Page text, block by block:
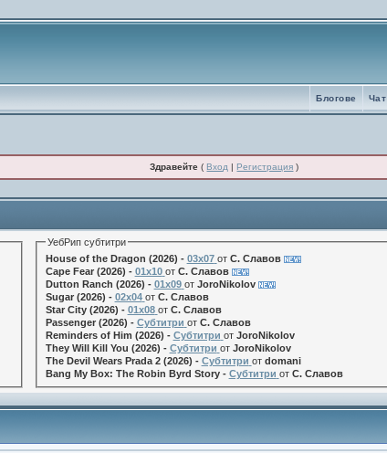
Чат
Блогове
Здравейте (Вход |Регистрация )
УебРип субтитри
House of the Dragon (2026) - 03x07 от С. Славов
Cape Fear (2026) - 01x10 от С. Славов
Dutton Ranch (2026) - 01x09 от JoroNikolov
Sugar (2026) - 02x04 от С. Славов
Star City (2026) - 01x08 от С. Славов
Passenger (2026) - Субтитри от С. Славов
Reminders of Him (2026) - Субтитри от JoroNikolov
They Will Kill You (2026) - Субтитри от JoroNikolov
The Devil Wears Prada 2 (2026) - Субтитри от domani
Bang My Box: The Robin Byrd Story - Субтитри от С. Славов